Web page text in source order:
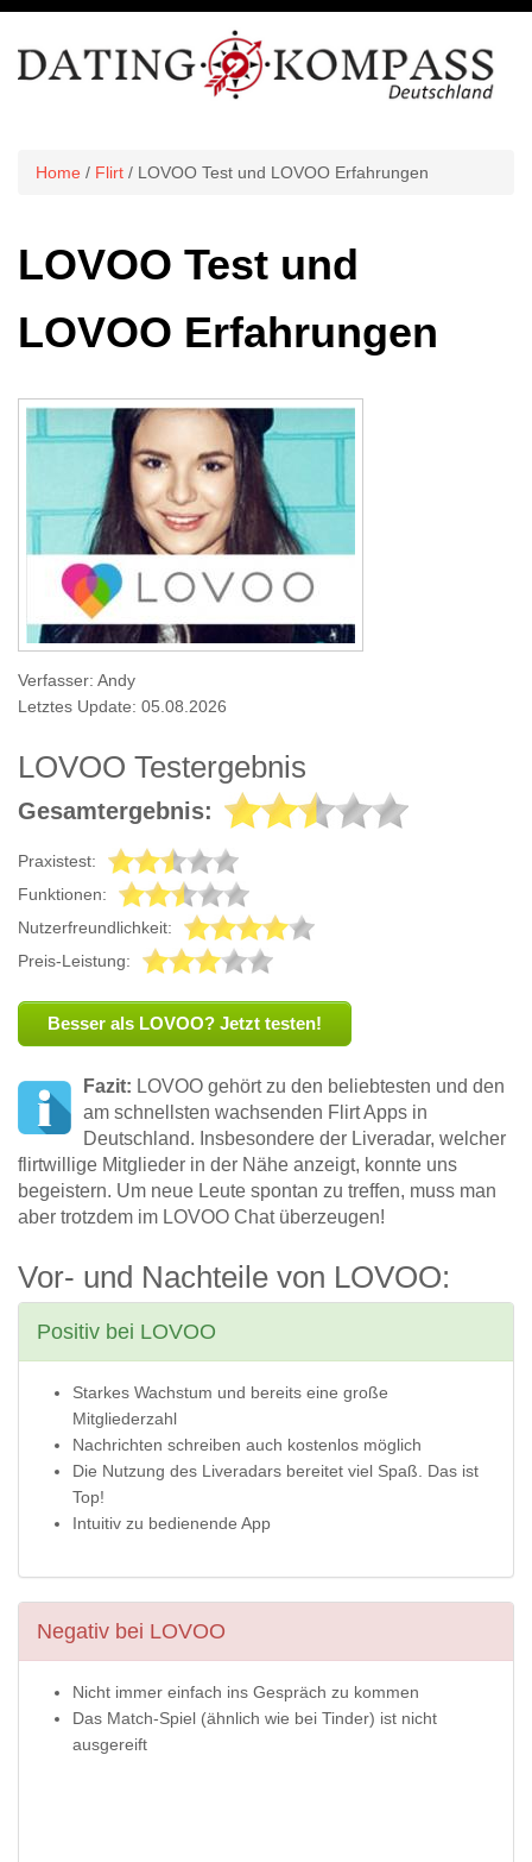
Home / Flirt / LOVOO Test und LOVOO Erfahrungen
LOVOO Test und
LOVOO Erfahrungen
Verfasser: Andy
Letztes Update: 05.08.2026
LOVOO Testergebnis
Gesamtergebnis:
Praxistest:
Funktionen:
Nutzerfreundlichkeit:
Preis-Leistung:
Besser als LOVOO? Jetzt testen!
Fazit: LOVOO gehört zu den beliebtesten und den
am schnellsten wachsenden Flirt Apps in
Deutschland. Insbesondere der Liveradar, welcher
flirtwillige Mitglieder in der Nähe anzeigt, konnte uns
begeistern. Um neue Leute spontan zu treffen, muss man
aber trotzdem im LOVOO Chat überzeugen!
Vor- und Nachteile von LOVOO:
Positiv bei LOVOO
Starkes Wachstum und bereits eine große
Mitgliederzahl
Nachrichten schreiben auch kostenlos möglich
Die Nutzung des Liveradars bereitet viel Spaß. Das ist
Top!
Intuitiv zu bedienende App
Negativ bei LOVOO
Nicht immer einfach ins Gespräch zu kommen
Das Match-Spiel (ähnlich wie bei Tinder) ist nicht
ausgereift